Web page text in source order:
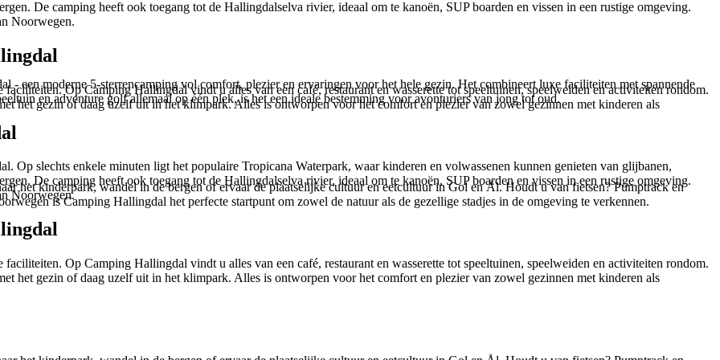
De camping heeft ook toegang tot de Hallingdalselva rivier, ideaal om te kanoën, SUP boarden en vissen in een rustige omgeving.
Noorwegen.
Op Camping Hallingdal vindt u alles van een café, restaurant en wasserette tot speeltuinen, speelweiden en activiteiten rondom.
het gezin of daag uzelf uit in het klimpark. Alles is ontworpen voor het comfort en plezier van zowel gezinnen met kinderen als
het kinderpark, wandel in de bergen of ervaar de plaatselijke cultuur en eetcultuur in Gol en Ål. Houdt u van fietsen? Pumptrack en
is Camping Hallingdal het perfecte startpunt om zowel de natuur als de gezellige stadjes in de omgeving te verkennen.
- een moderne 5-sterrencamping vol comfort, plezier en ervaringen voor het hele gezin. Het combineert luxe faciliteiten met spannende
en adventure golf allemaal op één plek, is het een ideale bestemming voor avonturiers van jong tot oud.
Op slechts enkele minuten ligt het populaire Tropicana Waterpark, waar kinderen en volwassenen kunnen genieten van glijbanen,
De camping heeft ook toegang tot de Hallingdalselva rivier, ideaal om te kanoën, SUP boarden en vissen in een rustige omgeving.
Noorwegen.
Op Camping Hallingdal vindt u alles van een café, restaurant en wasserette tot speeltuinen, speelweiden en activiteiten rondom.
het gezin of daag uzelf uit in het klimpark. Alles is ontworpen voor het comfort en plezier van zowel gezinnen met kinderen als